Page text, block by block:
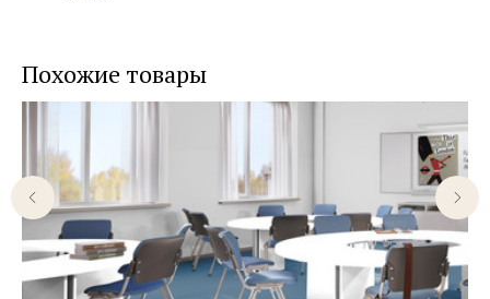
Похожие товары